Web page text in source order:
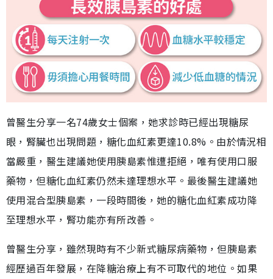
曾醫生分享一名74歲女士個案，她求診時已經出現糖尿
眼，腎臟也出現問題，糖化血紅素更達10.8%。由於情況相
當嚴重，醫生建議她使用胰島素惟遭拒絕，唯有使用口服
藥物，但糖化血紅素仍然未達理想水平。最後醫生建議她
使用混合型胰島素，一段時間後，她的糖化血紅素成功降
至理想水平，腎功能亦有所改善。
曾醫生分享，雖然現時有不少新式糖尿病藥物，但胰島素
經歷過百年發展，在降糖治療上有不可取代的地位。如果